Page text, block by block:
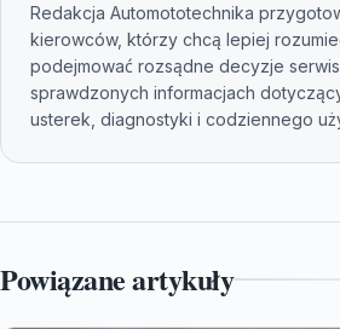
Redakcja Automototechnika
kierowców, którzy chcą lepiej
podejmować rozsądne decyzje
sprawdzonych informacjach
usterek, diagnostyki i codziennego
Powiązane artykuły